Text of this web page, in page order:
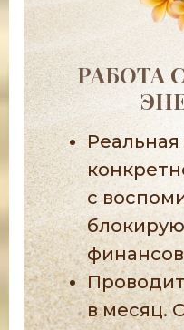
РАБОТА
Реальная
с
в месяц.